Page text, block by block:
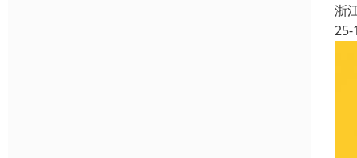
浙
25-